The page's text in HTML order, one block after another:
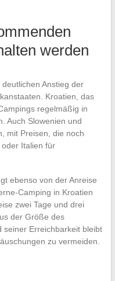
werden
Anstieg der
Kroatien, das
regelmäßig in
Auch Slowenien und
mit Preisen, die noch
Italien für
ebenso von der Anreise
Camping in Kroatien
zwei Tage und drei
der Größe des
seiner Erreichbarkeit bleibt
zu vermeiden.